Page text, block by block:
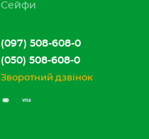
Сейфи
(097) 508-608-0
(050) 508-608-0
Зворотний дзвінок